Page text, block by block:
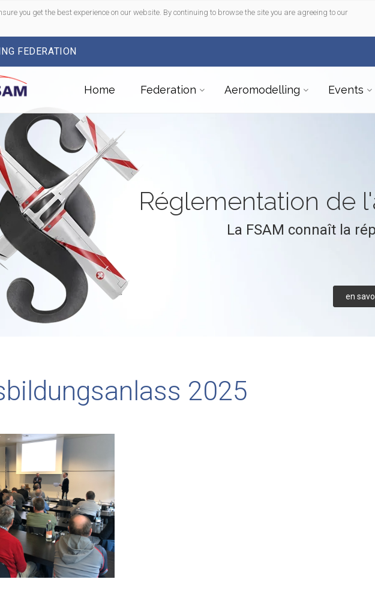
you get the best experience on our website. By continuing to browse the site you are agreeing to our
FEDERATION
Home Federation Aeromodelling Events
Réglementation de
La FSAM connaît la
en
2025